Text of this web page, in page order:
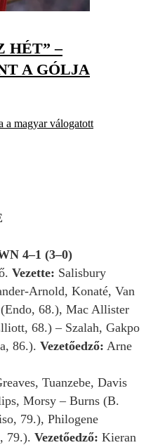
HÉT” –
A GÓLJA
a magyar válogatott
4–1 (3–0)
Vezette: Salisbury
Arnold, Konaté, Van
68.), Mac Allister
68.) – Szalah, Gakpo
86.). Vezetőedző: Arne
Tuanzebe, Davis
Morsy – Burns (B.
79.), Philogene
79.). Vezetőedző: Kieran